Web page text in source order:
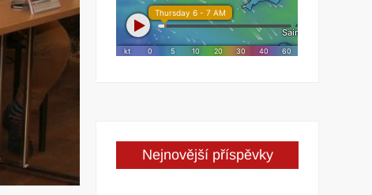
Nejnovější příspěvky